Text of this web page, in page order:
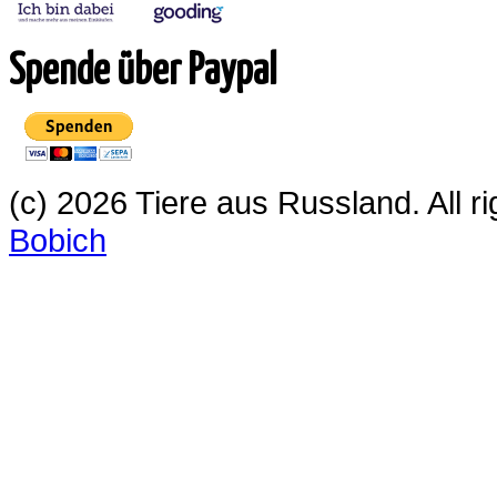
Spende über Paypal
(c) 2026 Tiere aus Russland. All
Bobich